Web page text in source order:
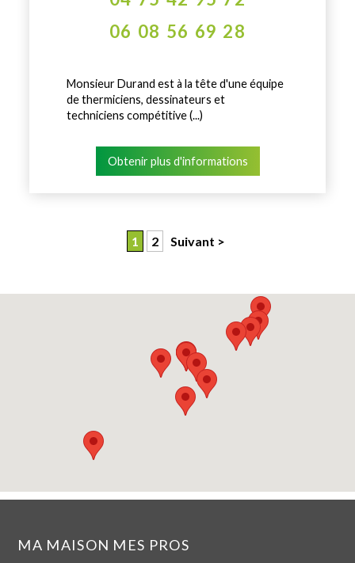
06 08 56 69 28
Monsieur Durand est à la tête d'une équipe
de thermiciens, dessinateurs et
techniciens compétitive (...)
Obtenir plus d'informations
1 2 Suivant >
MA MAISON MES PROS